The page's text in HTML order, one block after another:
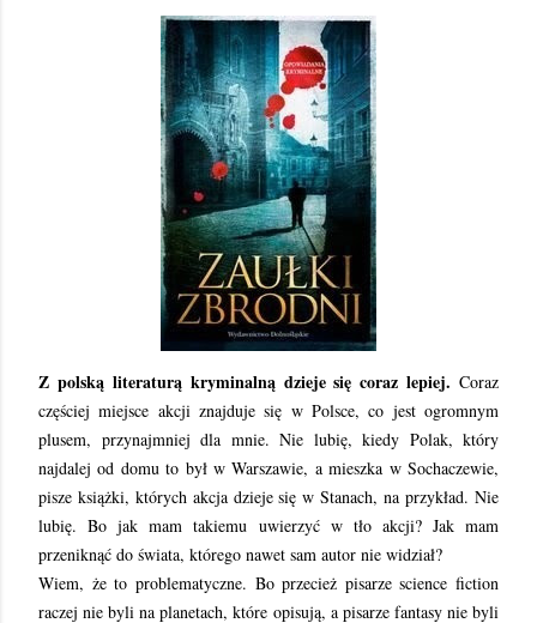
Z polską literaturą kryminalną dzieje się coraz lepiej. Coraz
częściej miejsce akcji znajduje się w Polsce, co jest ogromnym
plusem, przynajmniej dla mnie. Nie lubię, kiedy Polak, który
najdalej od domu to był w Warszawie, a mieszka w Sochaczewie,
pisze książki, których akcja dzieje się w Stanach, na przykład. Nie
lubię. Bo jak mam takiemu uwierzyć w tło akcji? Jak mam
przeniknąć do świata, którego nawet sam autor nie widział?
Wiem, że to problematyczne. Bo przecież pisarze science fiction
raczej nie byli na planetach, które opisują, a pisarze fantasy nie byli